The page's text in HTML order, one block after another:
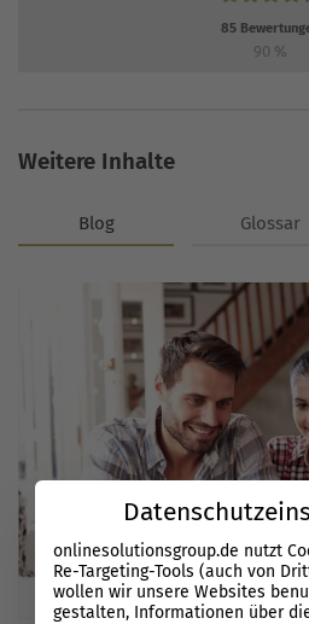
85
90 %
Weitere Inhalte
Blog Glossar
onlinesolutionsgroup.de nutzt
Re-Targeting-Tools (auch von
wollen wir unsere Websites
gestalten, Informationen über